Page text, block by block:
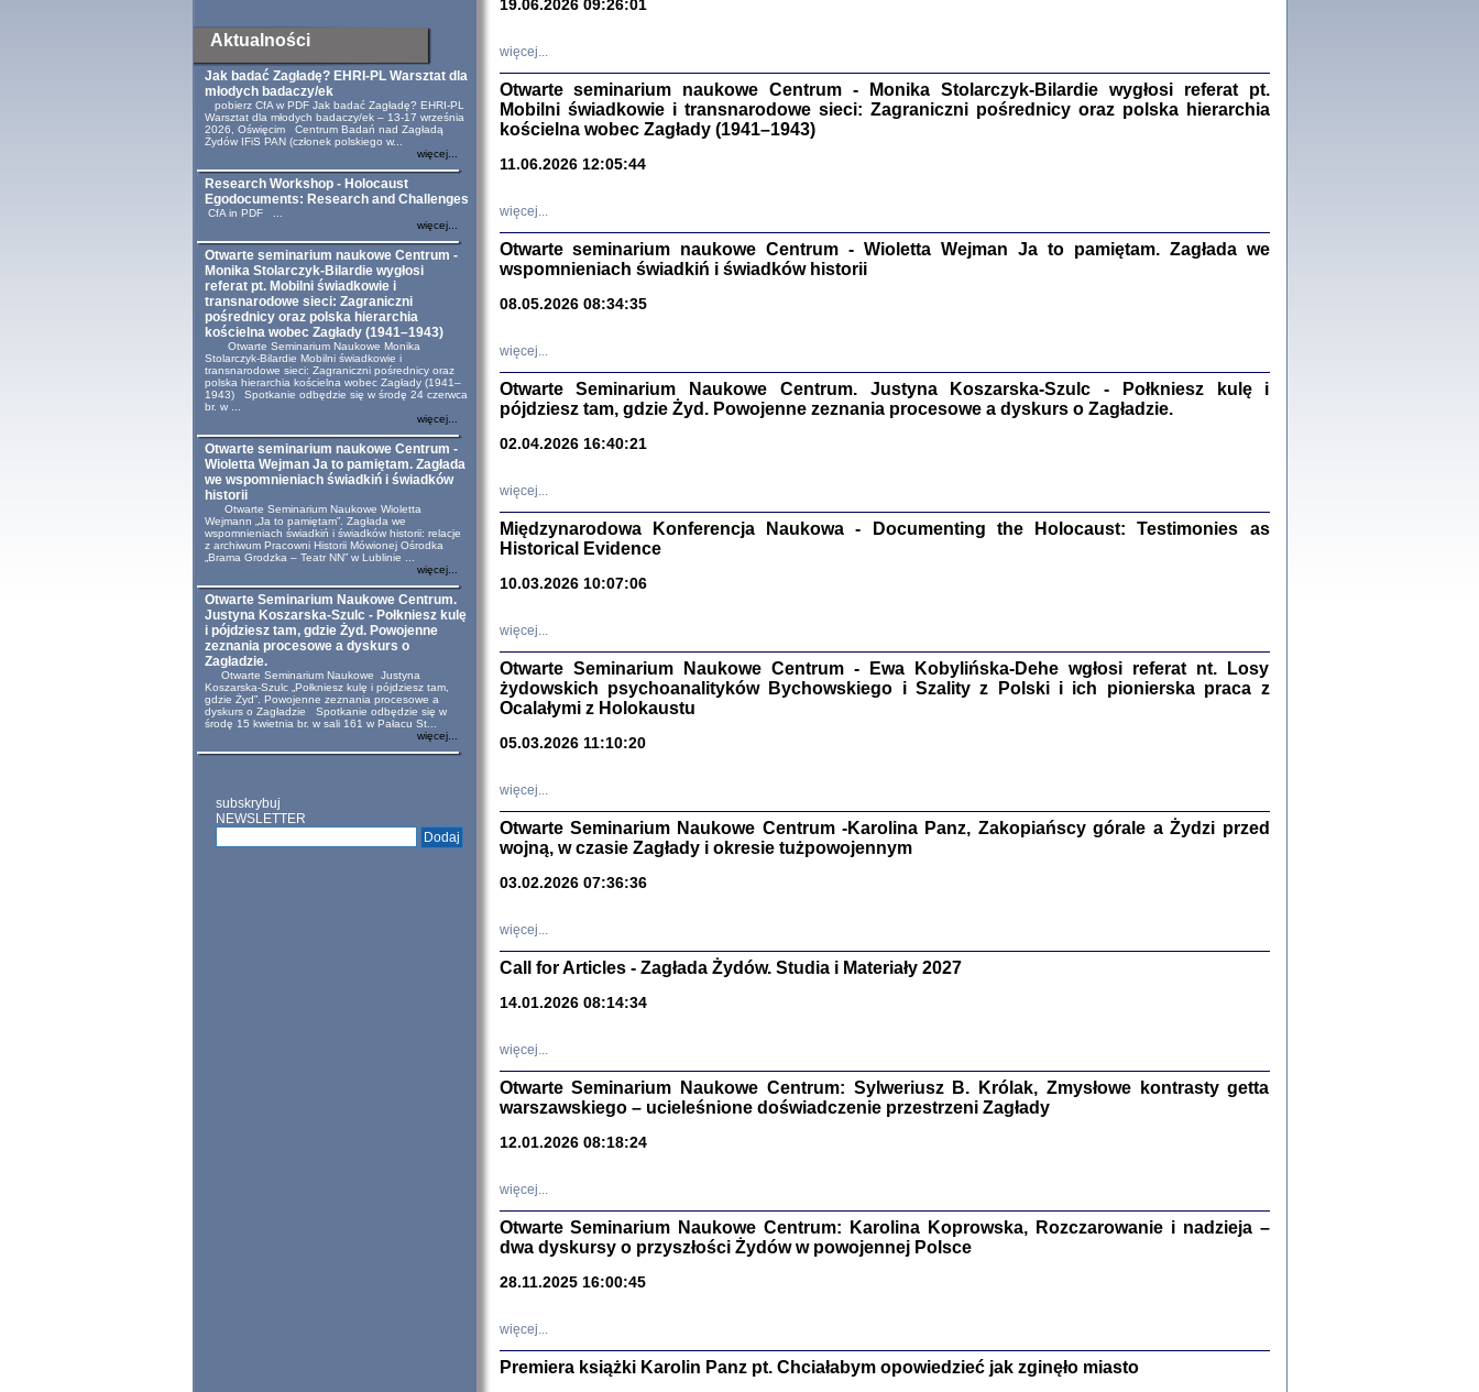
Aktualności
Jak badać Zagładę? EHRI-PL Warsztat dla
młodych badaczy/ek
pobierz CfA w PDF Jak badać Zagładę? EHRI-PL
Warsztat dla młodych badaczy/ek – 13-17 września
2026, Oświęcim Centrum Badań nad Zagładą
Żydów IFiS PAN (członek polskiego w...
więcej...
Research Workshop - Holocaust
Egodocuments: Research and Challenges
CfA in PDF ...
więcej...
Otwarte seminarium naukowe Centrum -
Monika Stolarczyk-Bilardie wygłosi
referat pt. Mobilni świadkowie i
transnarodowe sieci: Zagraniczni
pośrednicy oraz polska hierarchia
kościelna wobec Zagłady (1941–1943)
Otwarte Seminarium Naukowe Monika
Stolarczyk-Bilardie Mobilni świadkowie i
transnarodowe sieci: Zagraniczni pośrednicy oraz
polska hierarchia kościelna wobec Zagłady (1941–
1943) Spotkanie odbędzie się w środę 24 czerwca
br. w ...
więcej...
Otwarte seminarium naukowe Centrum -
Wioletta Wejman Ja to pamiętam. Zagłada
we wspomnieniach świadkiń i świadków
historii
Otwarte Seminarium Naukowe Wioletta
Wejmann „Ja to pamiętam”. Zagłada we
wspomnieniach świadkiń i świadków historii: relacje
z archiwum Pracowni Historii Mówionej Ośrodka
„Brama Grodzka – Teatr NN” w Lublinie ...
więcej...
Otwarte Seminarium Naukowe Centrum.
Justyna Koszarska-Szulc - Połkniesz kulę
i pójdziesz tam, gdzie Żyd. Powojenne
zeznania procesowe a dyskurs o
Zagładzie.
Otwarte Seminarium Naukowe Justyna
Koszarska-Szulc „Połkniesz kulę i pójdziesz tam,
gdzie Żyd”. Powojenne zeznania procesowe a
dyskurs o Zagładzie Spotkanie odbędzie się w
środę 15 kwietnia br. w sali 161 w Pałacu St...
więcej...
subskrybuj
NEWSLETTER
oprac. Aleksandra Bańkowska
Warszawa 2022
oprac. Aleksandra Bańkowska, wstęp Jacek Leociak
Warszawa 2021
Studia i Materiały
nr 17, R. 2021
NIE WIEMY CO PRZYNIESIE NAM KOLEJNA GODZINA ...
Dziennik pisany w ukryciu w latach 1943-1944
Zagłada Żydów.
Sewek Okonowski, oprac. Marta Janczewska
PISZĄCY TE SŁOWA JEST PRACOWNIKIEM
GETTOWEJ INSTYTUCJI ...
'z Dziennika' i inne pisma z łódzkiego getta
Józef Zelkowicz, tłum. z jidysz, oprac. i wstęp. Monika Polit
CZYTAJĄC GAZETĘ NIEMIECKĄ ...
19.06.2026 09:26:01
więcej...
Otwarte seminarium naukowe Centrum - Monika Stolarczyk-Bilardie wygłosi referat pt.
Mobilni świadkowie i transnarodowe sieci: Zagraniczni pośrednicy oraz polska hierarchia
kościelna wobec Zagłady (1941–1943)
11.06.2026 12:05:44
więcej...
Otwarte seminarium naukowe Centrum - Wioletta Wejman Ja to pamiętam. Zagłada we
wspomnieniach świadkiń i świadków historii
08.05.2026 08:34:35
więcej...
Otwarte Seminarium Naukowe Centrum. Justyna Koszarska-Szulc - Połkniesz kulę i
pójdziesz tam, gdzie Żyd. Powojenne zeznania procesowe a dyskurs o Zagładzie.
02.04.2026 16:40:21
więcej...
Międzynarodowa Konferencja Naukowa - Documenting the Holocaust: Testimonies as
Historical Evidence
10.03.2026 10:07:06
więcej...
Otwarte Seminarium Naukowe Centrum - Ewa Kobylińska-Dehe wgłosi referat nt. Losy
żydowskich psychoanalityków Bychowskiego i Szality z Polski i ich pionierska praca z
Ocalałymi z Holokaustu
05.03.2026 11:10:20
więcej...
Otwarte Seminarium Naukowe Centrum -Karolina Panz, Zakopiańscy górale a Żydzi przed
wojną, w czasie Zagłady i okresie tużpowojennym
03.02.2026 07:36:36
więcej...
Call for Articles - Zagłada Żydów. Studia i Materiały 2027
14.01.2026 08:14:34
więcej...
Otwarte Seminarium Naukowe Centrum: Sylweriusz B. Królak, Zmysłowe kontrasty getta
warszawskiego – ucieleśnione doświadczenie przestrzeni Zagłady
12.01.2026 08:18:24
więcej...
Otwarte Seminarium Naukowe Centrum: Karolina Koprowska, Rozczarowanie i nadzieja –
dwa dyskursy o przyszłości Żydów w powojennej Polsce
28.11.2025 16:00:45
więcej...
Premiera książki Karolin Panz pt. Chciałabym opowiedzieć jak zginęło miasto